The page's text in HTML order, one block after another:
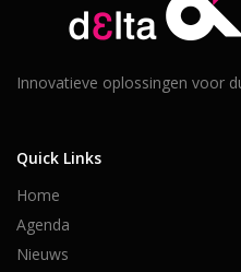
Innovatieve oplossingen voor
Quick Links
Home
Agenda
Nieuws